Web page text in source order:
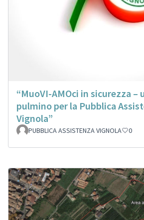
“MuoVI-AMOci in sicurezza –
pulmino per la Pubblica
Vignola”
PUBBLICA ASSISTENZA VIGNOLA 0